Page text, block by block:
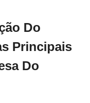
Do
Principais
Do